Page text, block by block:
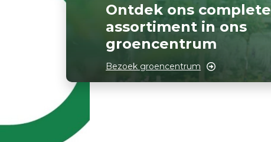
Ontdek ons complete
assortiment in ons
groencentrum
Bezoek groencentrum